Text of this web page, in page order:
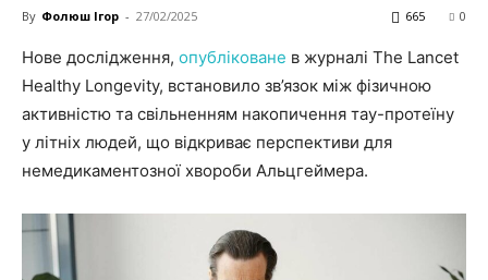
By Фолюш Ігор - 27/02/2025 0
665
Нове дослідження, опубліковане в журналі The Lancet
Healthy Longevity, встановило зв’язок між фізичною
активністю та свільненням накопичення тау-протеїну
у літніх людей, що відкриває перспективи для
немедикаментозної хвороби Альцгеймера.